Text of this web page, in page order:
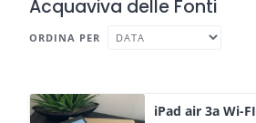
Acquaviva delle Fonti
ORDINA PER
iPad air 3a Wi-FI